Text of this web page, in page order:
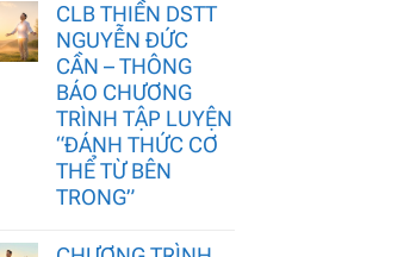
CLB THIỀN DSTT
NGUYỄN ĐỨC
CẦN – THÔNG
BÁO CHƯƠNG
TRÌNH TẬP LUYỆN
“ĐÁNH THỨC CƠ
THỂ TỪ BÊN
TRONG”